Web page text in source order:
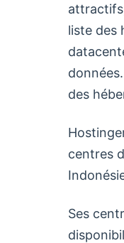
liste des
des
centres
Ses